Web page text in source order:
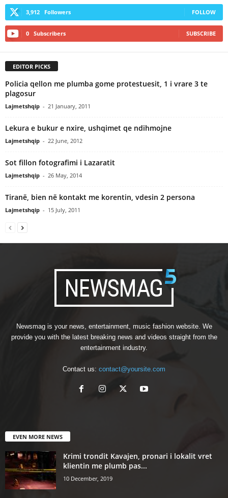
3,912 Followers FOLLOW
0 Subscribers SUBSCRIBE
EDITOR PICKS
Policia qellon me plumba gome protestuesit, 1 i vrare 3 te
plagosur
Lajmetshqip - 21 January, 2011
Lekura e bukur e nxire, ushqimet qe ndihmojne
Lajmetshqip - 22 June, 2012
Sot fillon fotografimi i Lazaratit
Lajmetshqip - 26 May, 2014
Tiranë, bien në kontakt me korentin, vdesin 2 persona
Lajmetshqip - 15 July, 2011
Newsmag is your news, entertainment, music fashion website. We
provide you with the latest breaking news and videos straight from the
entertainment industry.
Contact us: contact@yoursite.com
EVEN MORE NEWS
Krimi trondit Kavajen, pronari i lokalit vret
klientin me plumb pas...
10 December, 2019